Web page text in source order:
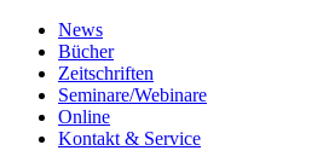
News
Bücher
Zeitschriften
Seminare/Webinare
Online
Kontakt & Service